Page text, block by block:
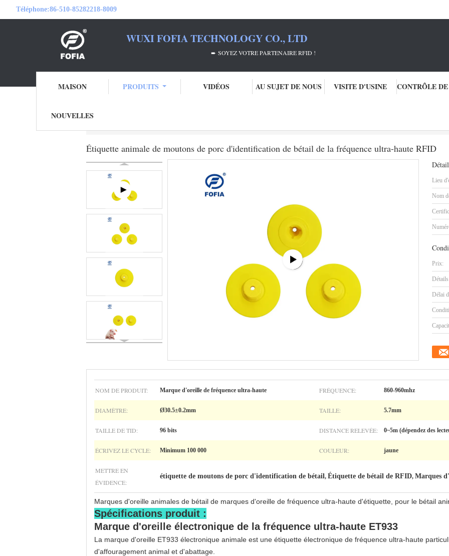
Téléphone:86-510-85282218-8009
WUXI FOFIA TECHNOLOGY CO., LTD
➨ SOYEZ VOTRE PARTENAIRE RFID !
MAISON PRODUITS VIDÉOS AU SUJET DE NOUS VISITE D'USINE
NOUVELLES
Étiquette animale de moutons de porc d'identification de bétail de la fréquence ultra-haute RFID
Lieu
Nom
Prix:
Délai
NOM DE PRODUIT: Marque d'oreille de fréquence ultra-haute FRÉQUENCE: 860-960mhz
DIAMÈTRE: Ø30.5±0.2mm TAILLE: 5.7mm
TAILLE DE TID: 96 bits DISTANCE RELEVÉE: 0~5m (dépendez des
ÉCRIVEZ LE CYCLE: Minimum 100 000 COULEUR: jaune
METTRE EN
ÉVIDENCE:
étiquette de moutons de porc d'identification de bétail, Étiquette de bétail de RFID, Marques
Marques d'oreille animales de bétail de marques d'oreille de fréquence ultra-haute d'étiquette, pour le bétail
Spécifications produit :
Marque d'oreille électronique de la fréquence ultra-haute ET933
La marque d'oreille ET933 électronique animale est une étiquette électronique de fréquence ultra-haute
d'affouragement animal et d'abattage.